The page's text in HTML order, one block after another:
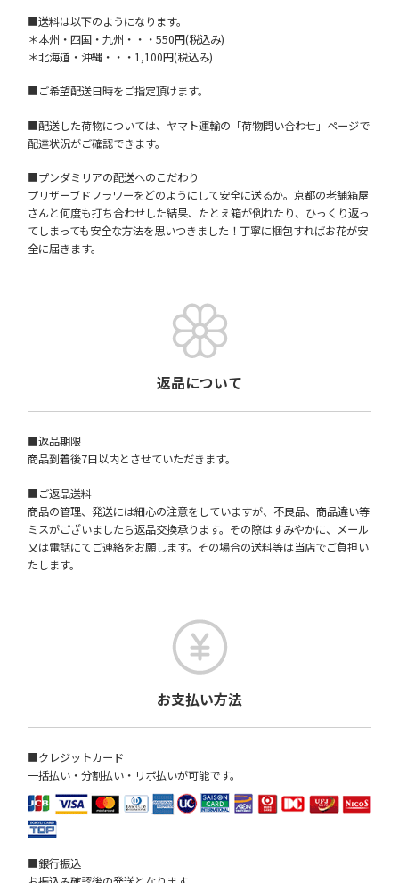
■送料は以下のようになります。
＊本州・四国・九州・・・550円(税込み)
＊北海道・沖縄・・・1,100円(税込み)
■ご希望配送日時をご指定頂けます。
■配送した荷物については、ヤマト運輸の「荷物問い合わせ」ページで
配達状況がご確認できます。
■プンダミリアの配送へのこだわり
プリザーブドフラワーをどのようにして安全に送るか。京都の老舗箱屋
さんと何度も打ち合わせした結果、たとえ箱が倒れたり、ひっくり返っ
てしまっても安全な方法を思いつきました！丁寧に梱包すればお花が安
全に届きます。
返品について
■返品期限
商品到着後7日以内とさせていただきます。
■ご返品送料
商品の管理、発送には細心の注意をしていますが、不良品、商品違い等
ミスがございましたら返品交換承ります。その際はすみやかに、メール
又は電話にてご連絡をお願します。その場合の送料等は当店でご負担い
たします。
お支払い方法
■クレジットカード
一括払い・分割払い・リボ払いが可能です。
■銀行振込